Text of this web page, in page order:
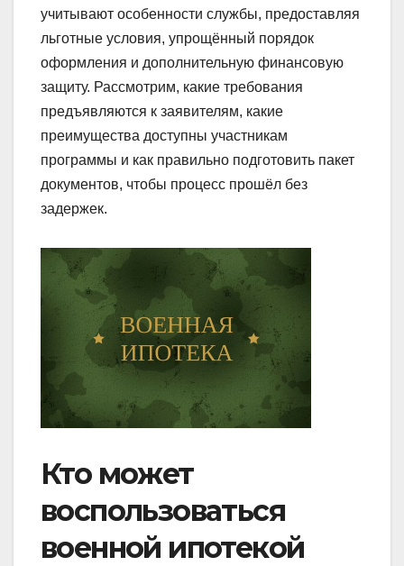
учитывают особенности службы, предоставляя
льготные условия, упрощённый порядок
оформления и дополнительную финансовую
защиту. Рассмотрим, какие требования
предъявляются к заявителям, какие
преимущества доступны участникам
программы и как правильно подготовить пакет
документов, чтобы процесс прошёл без
задержек.
Кто может
воспользоваться
военной ипотекой